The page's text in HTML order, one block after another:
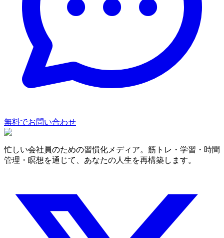
無料でお問い合わせ
忙しい会社員のための習慣化メディア。筋トレ・学習・時間
管理・瞑想を通じて、あなたの人生を再構築します。